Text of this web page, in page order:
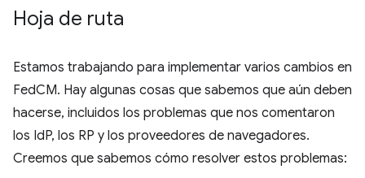
Hoja de ruta
Estamos trabajando para implementar varios cambios en
FedCM. Hay algunas cosas que sabemos que aún deben
hacerse, incluidos los problemas que nos comentaron
los IdP, los RP y los proveedores de navegadores.
Creemos que sabemos cómo resolver estos problemas: